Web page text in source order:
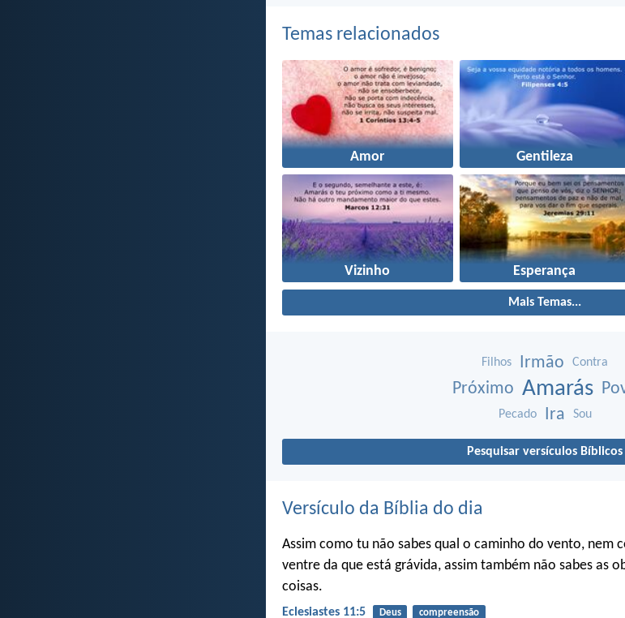
Temas relacionados
Amor Gentileza
Vizinho Esperança
Mais Temas...
Filhos Irmão Contra
Próximo Amarás
Pecado Ira Sou
Pesquisar versículos Bíblicos
Versículo da Bíblia do dia
Assim como tu não sabes qual o caminho do vento, nem
ventre da que está grávida, assim também não sabes as
coisas.
Eclesiastes 11:5 Deus compreensão